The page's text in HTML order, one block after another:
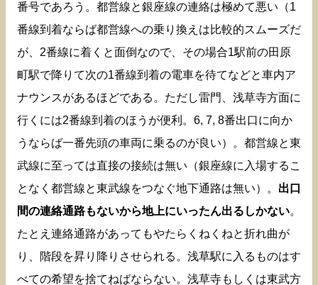
番号であろう。都営線と銀座線の連絡は極めて悪い（1
番線到着ならば都営線への乗り換えは比較的スムーズだ
が、2番線に着くと面倒なので、その場合1駅前の田原
町駅で降りて次の1番線到着の電車を待てなどと車内ア
ナウンスがあるほどである。ただし雷門、浅草寺方面に
行くには2番線到着のほうが便利。6, 7, 8番出口に向か
うならば一番先頭の車両に乗るのが良い）。都営線と東
武線に至っては直接の接続は無い（銀座線に入場するこ
となく都営線と東武線をつなぐ地下通路は無い）。 出口
間の連絡通路もないから地上にいったん出るしかない。
たとえ連絡通路があってもやたらくねくねと折れ曲が
り、階段を昇り降りさせられる。浅草駅に入るものはす
べての希望を捨てねばならない。浅草寺もしくは東武方